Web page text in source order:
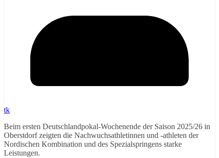
tk
Beim ersten Deutschlandpokal-Wochenende der Saison 2025/26 in
Oberstdorf zeigten die Nachwuchsathletinnen und -athleten der
Nordischen Kombination und des Spezialspringens starke
Leistungen.